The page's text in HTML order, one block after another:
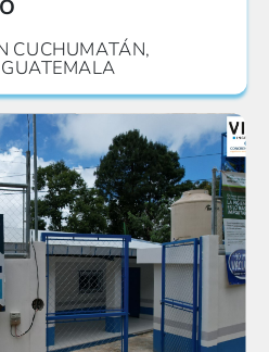
CUCHUMATÁN,